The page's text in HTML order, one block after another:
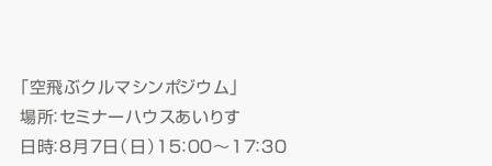
「空飛ぶクルマシンポジウム」
場所：セミナーハウスあいりす
日時：８月７日（日）１５：００～１７：３０